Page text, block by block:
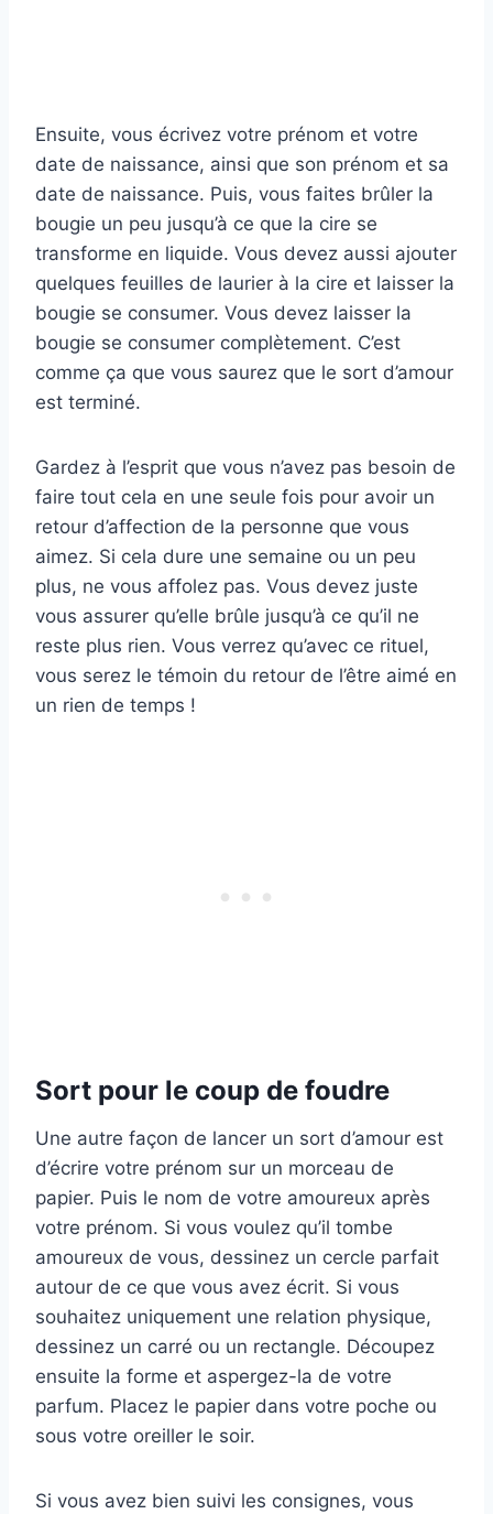
Ensuite, vous écrivez votre prénom et votre
date de naissance, ainsi que son prénom et sa
date de naissance. Puis, vous faites brûler la
bougie un peu jusqu’à ce que la cire se
transforme en liquide. Vous devez aussi ajouter
quelques feuilles de laurier à la cire et laisser la
bougie se consumer. Vous devez laisser la
bougie se consumer complètement. C’est
comme ça que vous saurez que le sort d’amour
est terminé.
Gardez à l’esprit que vous n’avez pas besoin de
faire tout cela en une seule fois pour avoir un
retour d’affection de la personne que vous
aimez. Si cela dure une semaine ou un peu
plus, ne vous affolez pas. Vous devez juste
vous assurer qu’elle brûle jusqu’à ce qu’il ne
reste plus rien. Vous verrez qu’avec ce rituel,
vous serez le témoin du retour de l’être aimé en
un rien de temps !
Sort pour le coup de foudre
Une autre façon de lancer un sort d’amour est
d’écrire votre prénom sur un morceau de
papier. Puis le nom de votre amoureux après
votre prénom. Si vous voulez qu’il tombe
amoureux de vous, dessinez un cercle parfait
autour de ce que vous avez écrit. Si vous
souhaitez uniquement une relation physique,
dessinez un carré ou un rectangle. Découpez
ensuite la forme et aspergez-la de votre
parfum. Placez le papier dans votre poche ou
sous votre oreiller le soir.
Si vous avez bien suivi les consignes, vous